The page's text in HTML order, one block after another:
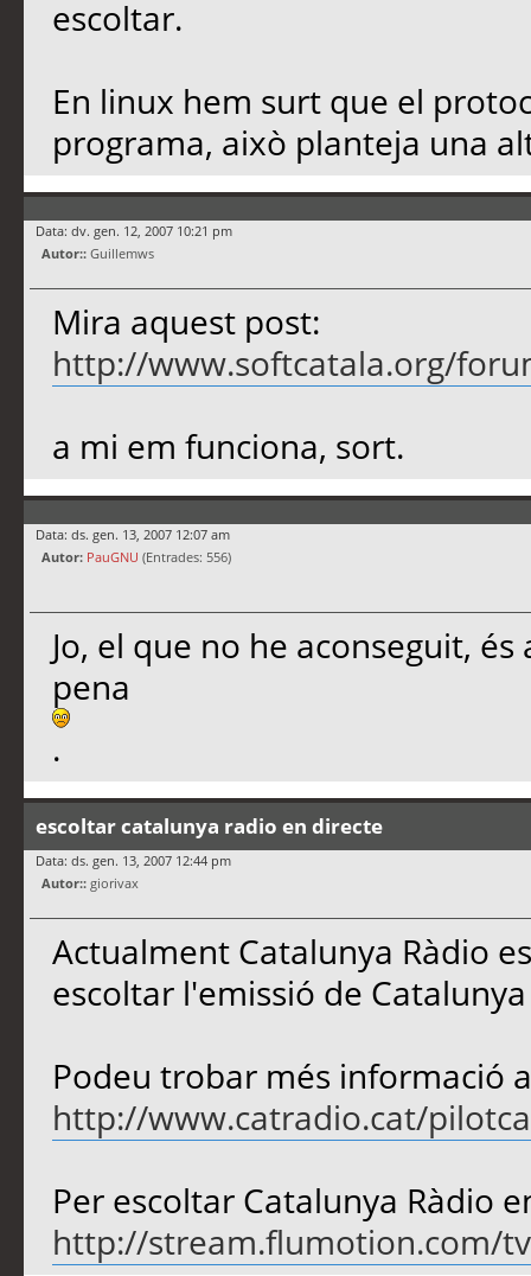
escoltar.
En linux hem surt que el
programa, això planteja una
Data: dv. gen. 12, 2007 10:21 pm
Autor:: Guillemws
Mira aquest post:
http://www.softcatala.org/
a mi em funciona, sort.
Data: ds. gen. 13, 2007 12:07 am
Autor: PauGNU (Entrades: 556)
Jo, el que no he aconseguit,
pena
.
escoltar catalunya radio en directe
Data: ds. gen. 13, 2007 12:44 pm
Autor:: giorivax
Actualment Catalunya Ràdio
escoltar l'emissió de
Podeu trobar més informació
http://www.catradio.cat/
Per escoltar Catalunya Ràdio
http://stream.flumotion.com/